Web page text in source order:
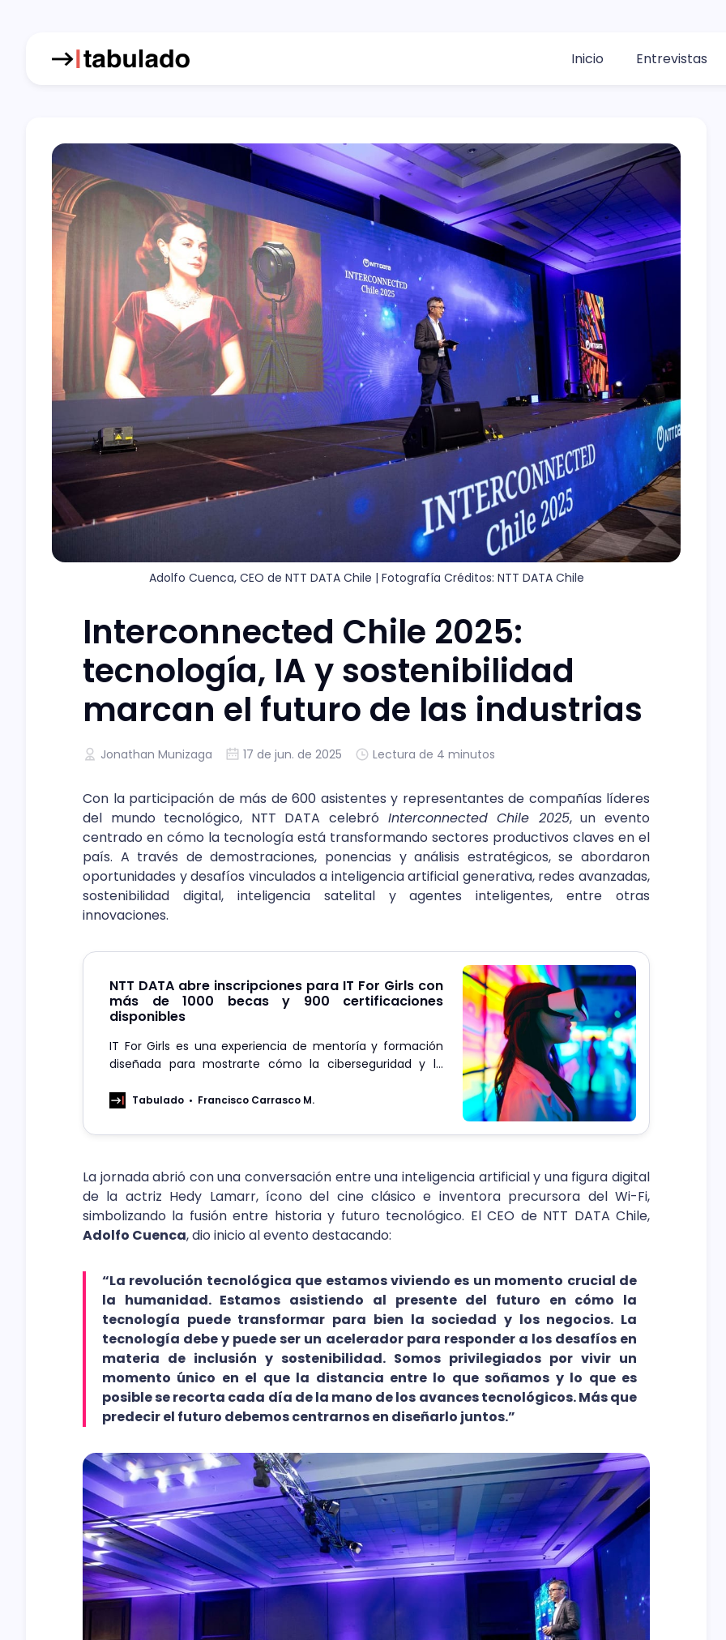
Inicio Entrevistas
Adolfo Cuenca, CEO de NTT DATA Chile | Fotografía Créditos: NTT DATA Chile
Interconnected Chile 2025:
tecnología, IA y sostenibilidad
marcan el futuro de las industrias
Jonathan Munizaga 17 de jun. de 2025 Lectura de 4 minutos
Con la participación de más de 600 asistentes y representantes de compañías líderes
del mundo tecnológico, NTT DATA celebró Interconnected Chile 2025, un evento
centrado en cómo la tecnología está transformando sectores productivos claves en el
país. A través de demostraciones, ponencias y análisis estratégicos, se abordaron
oportunidades y desafíos vinculados a inteligencia artificial generativa, redes avanzadas,
sostenibilidad digital, inteligencia satelital y agentes inteligentes, entre otras
innovaciones.
NTT DATA abre inscripciones para IT For Girls con
más de 1000 becas y 900 certificaciones
disponibles
IT For Girls es una experiencia de mentoría y formación
diseñada para mostrarte cómo la ciberseguridad y la
Tabulado Francisco Carrasco M.
La jornada abrió con una conversación entre una inteligencia artificial y una figura digital
de la actriz Hedy Lamarr, ícono del cine clásico e inventora precursora del Wi-Fi,
simbolizando la fusión entre historia y futuro tecnológico. El CEO de NTT DATA Chile,
Adolfo Cuenca, dio inicio al evento destacando:
“La revolución tecnológica que estamos viviendo es un momento crucial de
la humanidad. Estamos asistiendo al presente del futuro en cómo la
tecnología puede transformar para bien la sociedad y los negocios. La
tecnología debe y puede ser un acelerador para responder a los desafíos en
materia de inclusión y sostenibilidad. Somos privilegiados por vivir un
momento único en el que la distancia entre lo que soñamos y lo que es
posible se recorta cada día de la mano de los avances tecnológicos. Más que
predecir el futuro debemos centrarnos en diseñarlo juntos.”